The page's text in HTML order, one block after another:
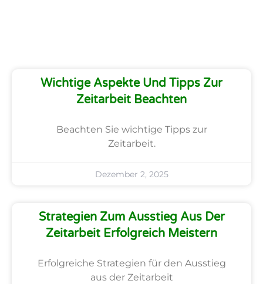
Wichtige Aspekte Und Tipps Zur
Zeitarbeit Beachten
Beachten Sie wichtige Tipps zur
Zeitarbeit.
Dezember 2, 2025
Strategien Zum Ausstieg Aus Der
Zeitarbeit Erfolgreich Meistern
Erfolgreiche Strategien für den Ausstieg
aus der Zeitarbeit